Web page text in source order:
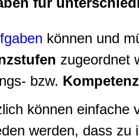
zu Ihrer Verwendung
die Sie ihnen bereitgestellt
haben.
können und
zugeordnet
bzw.
können einfache
werden, dass